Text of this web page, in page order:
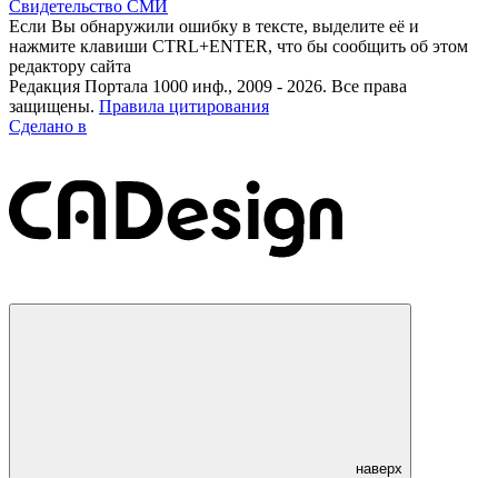
Свидетельство СМИ
Если Вы обнаружили ошибку в тексте, выделите её и
нажмите клавиши CTRL+ENTER, что бы сообщить об этом
редактору сайта
Редакция Портала 1000 инф., 2009 - 2026. Все права
защищены. Правила цитирования
Сделано в
наверх